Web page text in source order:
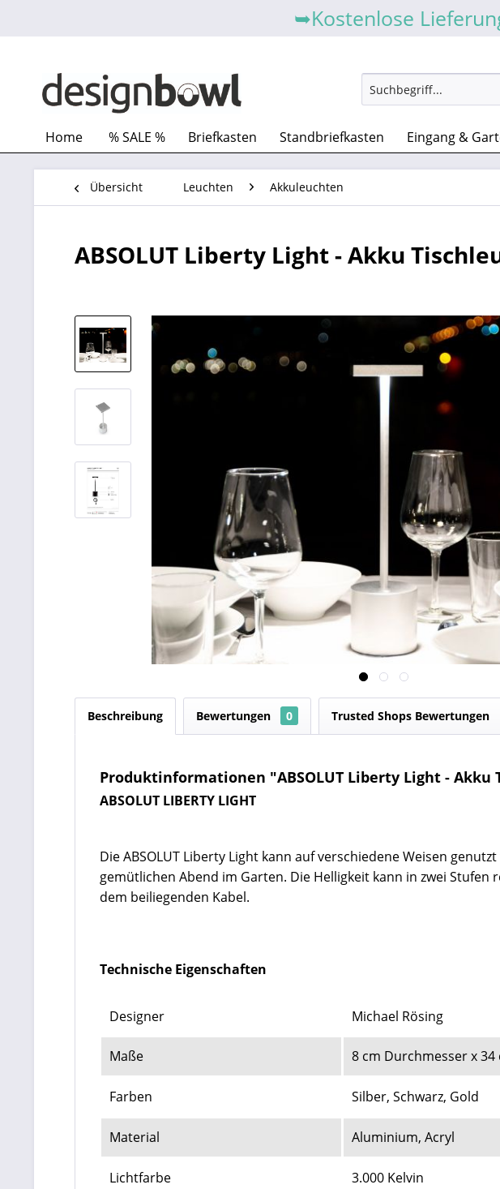
➥Kostenlose
Home % SALE % Briefkasten Standbriefkasten Eingang &
Übersicht Leuchten Akkuleuchten
ABSOLUT Liberty Light - Akku
Beschreibung Bewertungen 0 Trusted Shops Bewertungen
Produktinformationen "ABSOLUT Liberty Light - Akku
ABSOLUT LIBERTY LIGHT
Die ABSOLUT Liberty Light kann auf verschiedene Weisen
gemütlichen Abend im Garten. Die Helligkeit kann in zwei
dem beiliegenden Kabel.
Technische Eigenschaften
Designer Michael Rösing
Maße 8 cm Durchmesserx 34
Farben Silber, Schwarz, Gold
Material Aluminium, Acryl
Lichtfarbe 3.000 Kelvin